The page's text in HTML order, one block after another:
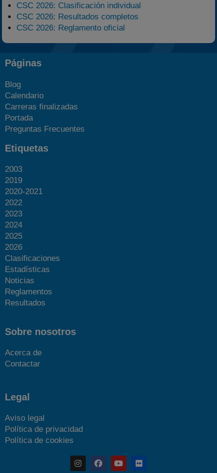
CSC 2026: Clasificación individual
CSC 2026: Resultados completos
CSC 2026: Reglamento oficial
Páginas
Blog
Calendario
Carreras finalizadas
Portada
Preguntas Frecuentes
Etiquetas
2003
2019
2020-2021
2022
2023
2024
2025
2026
Clasificaciones
Estadísticas
Noticias
Reglamentos
Resultados
Sobre nosotros
Acerca de
Contactar
Legal
Aviso legal
Política de privacidad
Política de cookies